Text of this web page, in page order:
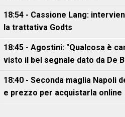
18:54 - Cassione Lang:
la trattativa Godts
18:45 - Agostini: "Qualcosa è
visto il bel segnale dato da De
18:40 - Seconda maglia Napoli
e prezzo per acquistarla online